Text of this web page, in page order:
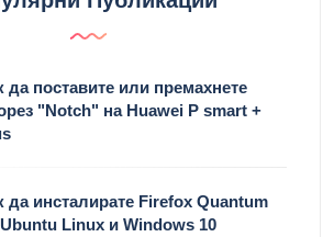
да поставите или премахнете
"Notch" на Huawei P smart +
да инсталирате Firefox Quantum
Linux и Windows 10